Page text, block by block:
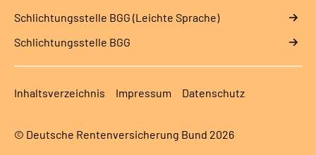
Schlich­tungs­stel­le BGG (Leichte Sprache)
Schlich­tungs­stel­le BGG
Inhaltsverzeichnis Impressum Datenschutz
© Deutsche Rentenversicherung Bund 2026